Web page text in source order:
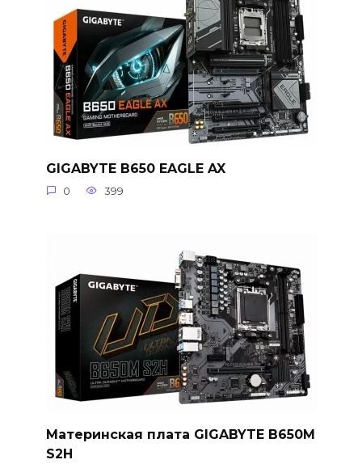
GIGABYTE B650 EAGLE AX
0 399
Материнская плата GIGABYTE B650M
S2H